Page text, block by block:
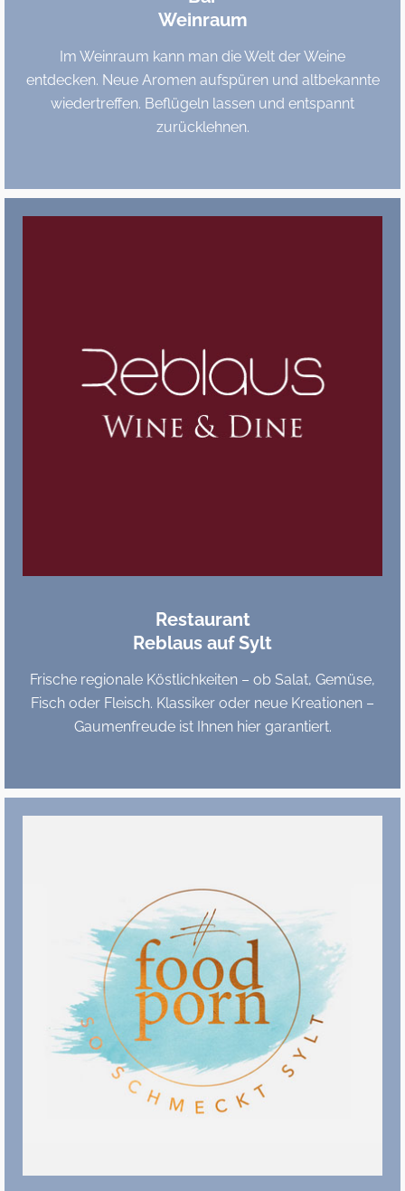
Weinraum
Im Weinraum kann man die Welt der Weine
entdecken. Neue Aromen aufspüren und altbekannte
wiedertreffen. Beflügeln lassen und entspannt
zurücklehnen.
Restaurant
Reblaus auf Sylt
Frische regionale Köstlichkeiten – ob Salat, Gemüse,
Fisch oder Fleisch. Klassiker oder neue Kreationen –
Gaumenfreude ist Ihnen hier garantiert.